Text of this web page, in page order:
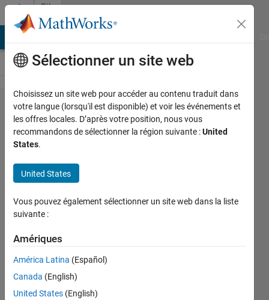
Passer au contenu
File
Exchange
6G
Exploration
Explore, model, and simulate 6G
enabling technologies with
MATLAB®
MathWorks Communications
Toolbox Team
1,2K téléchargements
22 juil. 2026
Sélectionner un site web
Choisissez un site web pour accéder au contenu traduit dans
votre langue (lorsqu'il est disponible) et voir les événements et
les offres locales. D’après votre position, nous vous
recommandons de sélectionner la région suivante :United
States.
United States
Vous pouvez également sélectionner un site web dans la liste
suivante :
Amériques
América Latina (Español)
Canada (English)
United States (English)